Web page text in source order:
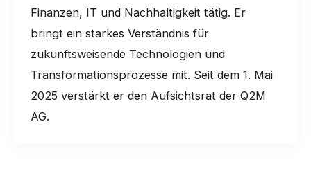
Finanzen, IT und Nachhaltigkeit tätig. Er
bringt ein starkes Verständnis für
zukunftsweisende Technologien und
Transformationsprozesse mit. Seit dem 1. Mai
2025 verstärkt er den Aufsichtsrat der Q2M
AG.